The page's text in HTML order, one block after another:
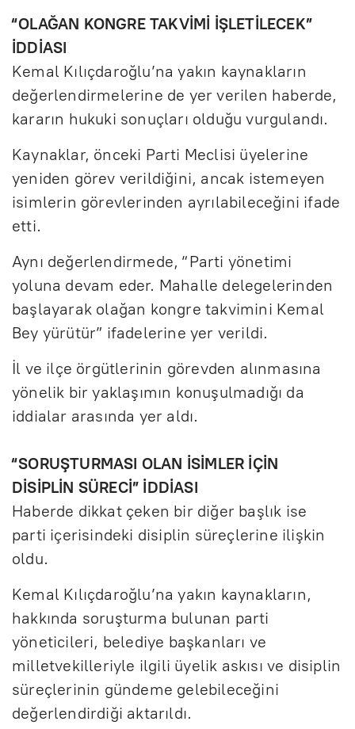
“OLAĞAN KONGRE TAKVİMİ İŞLETİLECEK”
İDDİASI
Kemal Kılıçdaroğlu’na yakın kaynakların
değerlendirmelerine de yer verilen haberde,
kararın hukuki sonuçları olduğu vurgulandı.
Kaynaklar, önceki Parti Meclisi üyelerine
yeniden görev verildiğini, ancak istemeyen
isimlerin görevlerinden ayrılabileceğini ifade
etti.
Aynı değerlendirmede, “Parti yönetimi
yoluna devam eder. Mahalle delegelerinden
başlayarak olağan kongre takvimini Kemal
Bey yürütür” ifadelerine yer verildi.
İl ve ilçe örgütlerinin görevden alınmasına
yönelik bir yaklaşımın konuşulmadığı da
iddialar arasında yer aldı.
“SORUŞTURMASI OLAN İSİMLER İÇİN
DİSİPLİN SÜRECİ” İDDİASI
Haberde dikkat çeken bir diğer başlık ise
parti içerisindeki disiplin süreçlerine ilişkin
oldu.
Kemal Kılıçdaroğlu’na yakın kaynakların,
hakkında soruşturma bulunan parti
yöneticileri, belediye başkanları ve
milletvekilleriyle ilgili üyelik askısı ve disiplin
süreçlerinin gündeme gelebileceğini
değerlendirdiği aktarıldı.